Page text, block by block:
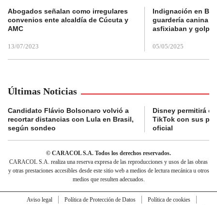
Abogados señalan como irregulares
convenios ente alcaldía de Cúcuta y
AMC
13/07/2023
Indignación en
guardería canina
asfixiaban y
05/05/2025
Últimas Noticias
Candidato Flávio Bolsonaro volvió a
recortar distancias con Lula en Brasil,
según sondeo
Disney permitirá
TikTok con sus
oficial
© CARACOL S.A. Todos los derechos reservados.
CARACOL S.A. realiza una reserva expresa de las reproducciones y usos de las obras
y otras prestaciones accesibles desde este sitio web a medios de lectura mecánica u otros
medios que resulten adecuados.
Aviso legal Política de Protección de Datos
Política de cookies